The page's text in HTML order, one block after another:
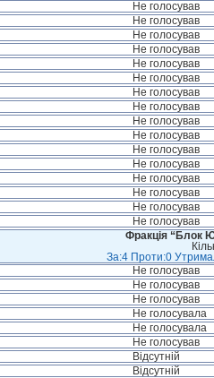
Не голосував
Не голосував
Не голосував
Не голосував
Не голосував
Не голосував
Не голосував
Не голосував
Не голосував
Не голосував
Не голосував
Не голосував
Не голосував
Не голосував
Не голосував
Не голосував
Фракція “Блок
За:4 Проти:0
Не голосував
Не голосував
Не голосував
Не голосувала
Не голосувала
Не голосував
Відсутній
Відсутній